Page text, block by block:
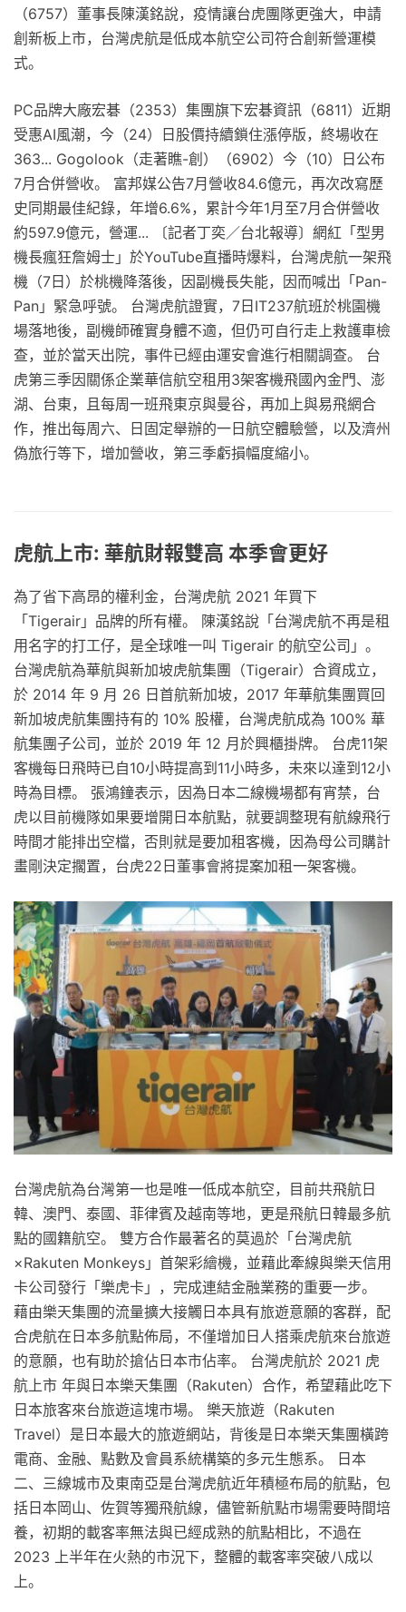
（6757）董事長陳漢銘說，疫情讓台虎團隊更強大，申請
創新板上市，台灣虎航是低成本航空公司符合創新營運模
式。
PC品牌大廠宏碁（2353）集團旗下宏碁資訊（6811）近期
受惠AI風潮，今（24）日股價持續鎖住漲停版，終場收在
363... Gogolook（走著瞧-創）（6902）今（10）日公布
7月合併營收。 富邦媒公告7月營收84.6億元，再次改寫歷
史同期最佳紀錄，年增6.6%，累計今年1月至7月合併營收
約597.9億元，營運... 〔記者丁奕／台北報導〕網紅「型男
機長瘋狂詹姆士」於YouTube直播時爆料，台灣虎航一架飛
機（7日）於桃機降落後，因副機長失能，因而喊出「Pan-
Pan」緊急呼號。 台灣虎航證實，7日IT237航班於桃園機
場落地後，副機師確實身體不適，但仍可自行走上救護車檢
查，並於當天出院，事件已經由運安會進行相關調查。 台
虎第三季因關係企業華信航空租用3架客機飛國內金門、澎
湖、台東，且每周一班飛東京與曼谷，再加上與易飛網合
作，推出每周六、日固定舉辦的一日航空體驗營，以及濟州
偽旅行等下，增加營收，第三季虧損幅度縮小。
虎航上市: 華航財報雙高 本季會更好
為了省下高昂的權利金，台灣虎航 2021 年買下
「Tigerair」品牌的所有權。 陳漢銘說「台灣虎航不再是租
用名字的打工仔，是全球唯一叫 Tigerair 的航空公司」。
台灣虎航為華航與新加坡虎航集團（Tigerair）合資成立，
於 2014 年 9 月 26 日首航新加坡，2017 年華航集團買回
新加坡虎航集團持有的 10% 股權，台灣虎航成為 100% 華
航集團子公司，並於 2019 年 12 月於興櫃掛牌。 台虎11架
客機每日飛時已自10小時提高到11小時多，未來以達到12小
時為目標。 張鴻鐘表示，因為日本二線機場都有宵禁，台
虎以目前機隊如果要增開日本航點，就要調整現有航線飛行
時間才能排出空檔，否則就是要加租客機，因為母公司購計
畫剛決定擱置，台虎22日董事會將提案加租一架客機。
台灣虎航為台灣第一也是唯一低成本航空，目前共飛航日
韓、澳門、泰國、菲律賓及越南等地，更是飛航日韓最多航
點的國籍航空。 雙方合作最著名的莫過於「台灣虎航
×Rakuten Monkeys」首架彩繪機，並藉此牽線與樂天信用
卡公司發行「樂虎卡」，完成連結金融業務的重要一步。
藉由樂天集團的流量擴大接觸日本具有旅遊意願的客群，配
合虎航在日本多航點佈局，不僅增加日人搭乘虎航來台旅遊
的意願，也有助於搶佔日本市佔率。 台灣虎航於 2021 虎
航上市 年與日本樂天集團（Rakuten）合作，希望藉此吃下
日本旅客來台旅遊這塊市場。 樂天旅遊（Rakuten
Travel）是日本最大的旅遊網站，背後是日本樂天集團橫跨
電商、金融、點數及會員系統構築的多元生態系。 日本
二、三線城市及東南亞是台灣虎航近年積極布局的航點，包
括日本岡山、佐賀等獨飛航線，儘管新航點市場需要時間培
養，初期的載客率無法與已經成熟的航點相比，不過在
2023 上半年在火熱的市況下，整體的載客率突破八成以
上。